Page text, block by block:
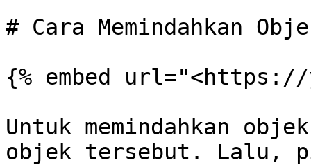
# Cara Memindahkan
{% embed url="<https://
Untuk memindahkan
objek tersebut. Lalu,